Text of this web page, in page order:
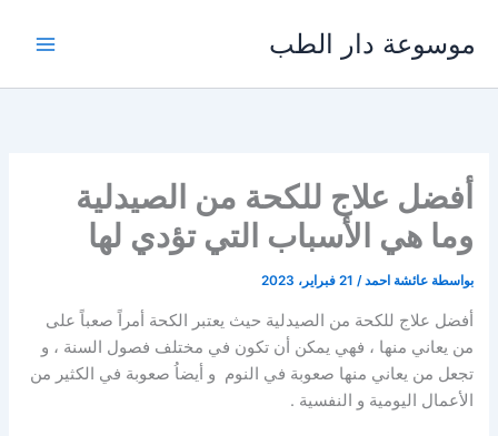
المحتوى
موسوعة دار الطب
أفضل علاج للكحة من الصيدلية
وما هي الأسباب التي تؤدي لها
بواسطة عائشة احمد/ 21 فبراير، 2023
أفضل علاج للكحة من الصيدلية حيث يعتبر الكحة أمراً صعباً على
من يعاني منها ، فهي يمكن أن تكون في مختلف فصول السنة ، و
تجعل من يعاني منها صعوبة في النوم و أيضاُ صعوبة في الكثير من
الأعمال اليومية و النفسية .